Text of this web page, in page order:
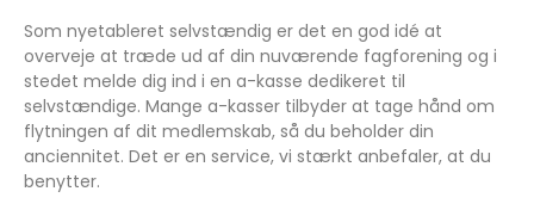
Som nyetableret selvstændig er det en god idé at
overveje at træde ud af din nuværende fagforening og i
stedet melde dig ind i en a-kasse dedikeret til
selvstændige. Mange a-kasser tilbyder at tage hånd om
flytningen af dit medlemskab, så du beholder din
anciennitet. Det er en service, vi stærkt anbefaler, at du
benytter.